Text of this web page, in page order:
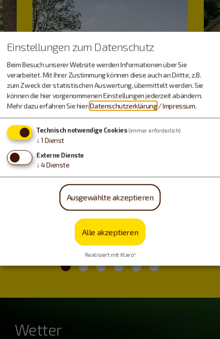
Freizeitspaß
Wetter
Einstellungen zum Datenschutz
Beim Besuch unserer Website werden Informationen über Sie
verarbeitet. Mit Ihrer Zustimmung können diese auch an Dritte, z.B.
zum Zweck der statistischen Auswertung, übermittelt werden. Sie
können die hier vorgenommenen Einstellungen jederzeit abändern.
Mehr dazu erfahren Sie hier:Datenschutzerklärung /Impressum.
Technisch notwendige Cookies (immer erforderlich)
↓ 1 Dienst
Externe Dienste
↓ 4Dienste
Ausgewählte akzeptieren
Alle akzeptieren
Realisiert mit Klaro!